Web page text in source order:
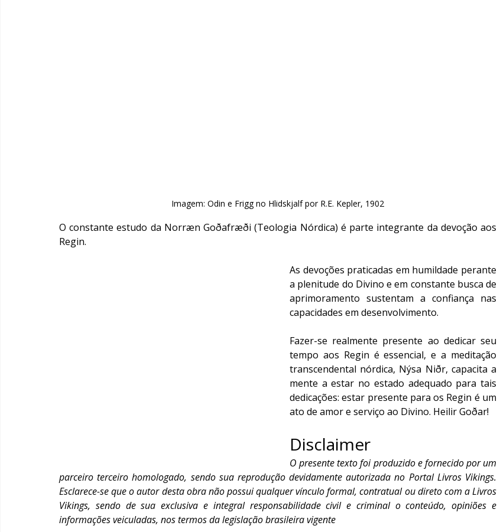
Imagem: Odin e Frigg no Hlidskjalf por R.E. Kepler, 1902
O constante estudo da Norræn Goðafræði (Teologia Nórdica) é parte integrante da devoção aos
Regin.
As devoções praticadas em humildade perante
a plenitude do Divino e em constante busca de
aprimoramento sustentam a confiança nas
capacidades em desenvolvimento.
Fazer-se realmente presente ao dedicar seu
tempo aos Regin é essencial, e a meditação
transcendental nórdica, Nýsa Niðr, capacita a
mente a estar no estado adequado para tais
dedicações: estar presente para os Regin é um
ato de amor e serviço ao Divino. Heilir Goðar!
Disclaimer
O presente texto foi produzido e fornecido por um
parceiro terceiro homologado, sendo sua reprodução devidamente autorizada no Portal Livros Vikings.
Esclarece-se que o autor desta obra não possui qualquer vínculo formal, contratual ou direto com a Livros
Vikings, sendo de sua exclusiva e integral responsabilidade civil e criminal o conteúdo, opiniões e
informações veiculadas, nos termos da legislação brasileira vigente